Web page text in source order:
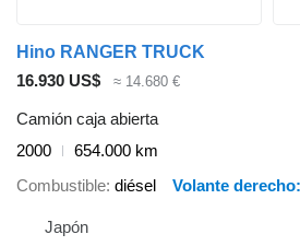
Hino RANGER TRUCK
16.930 US$
≈ 14.680 €
Camión caja abierta
2000
654.000 km
Combustible diésel Volante derecho
Japón